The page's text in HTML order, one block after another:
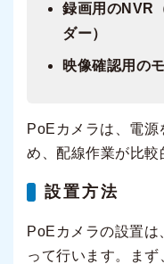
録画用のNVR
ダー）
映像確認用の
PoEカメラは、電源
め、配線作業が比較
設置方法
PoEカメラの設置
って行います。ま